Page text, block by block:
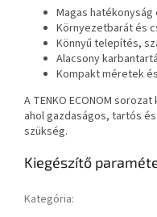
Magas
Környezetbarát és
Könnyű telepítés,
Alacsony
Kompakt méretek
A TENKO ECONOM
ahol gazdaságos, tartós
szükség.
Kiegészítő
Kategória: